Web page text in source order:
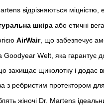
відрізняються
шкіра або етичні
AirWair, що забезпечує
Welt, яка гарантує
захищає щиколотку і додає
з ребристим протектором
жіночі Dr. Martens